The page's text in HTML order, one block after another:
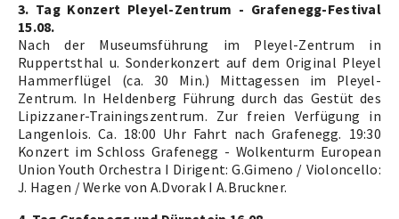
3. Tag Konzert Pleyel-Zentrum - Grafenegg-Festival
15.08.
Nach der Museumsführung im Pleyel-Zentrum in
Ruppertsthal u. Sonderkonzert auf dem Original Pleyel
Hammerflügel (ca. 30 Min.) Mittagessen im Pleyel-
Zentrum. In Heldenberg Führung durch das Gestüt des
Lipizzaner-Trainingszentrum. Zur freien Verfügung in
Langenlois. Ca. 18:00 Uhr Fahrt nach Grafenegg. 19:30
Konzert im Schloss Grafenegg - Wolkenturm European
Union Youth Orchestra I Dirigent: G.Gimeno / Violoncello:
J. Hagen / Werke von A.Dvorak I A.Bruckner.